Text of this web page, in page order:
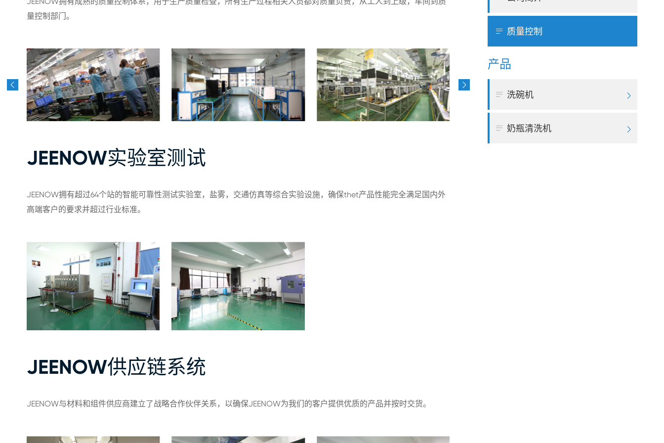
量控制部门。
 
JEENOW实验室测试
JEENOW拥有超过64个站的智能可靠性测试实验室，盐雾，交通仿真等综合实验设施，确保thet产品性能完全满足国内外
高端客户的要求并超过行业标准。
JEENOW供应链系统
JEENOW与材料和组件供应商建立了战略合作伙伴关系，以确保JEENOW为我们的客户提供优质的产品并按时交货。
 质量控制
产品
 洗碗机 
奶瓶清洗机 